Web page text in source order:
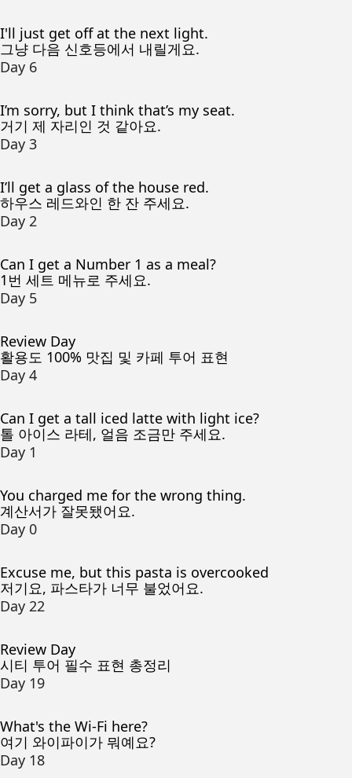
I'll just get off at the next light.
그냥 다음 신호등에서 내릴게요.
Day 6
I’m sorry, but I think that’s my seat.
거기 제 자리인 것 같아요.
Day 3
I’ll get a glass of the house red.
하우스 레드와인 한 잔 주세요.
Day 2
Can I get a Number 1 as a meal?
1번 세트 메뉴로 주세요.
Day 5
Review Day
활용도 100% 맛집 및 카페 투어 표현
Day 4
Can I get a tall iced latte with light ice?
톨 아이스 라테, 얼음 조금만 주세요.
Day 1
You charged me for the wrong thing.
계산서가 잘못됐어요.
Day 0
Excuse me, but this pasta is overcooked
저기요, 파스타가 너무 불었어요.
Day 22
Review Day
시티 투어 필수 표현 총정리
Day 19
What's the Wi-Fi here?
여기 와이파이가 뭐예요?
Day 18